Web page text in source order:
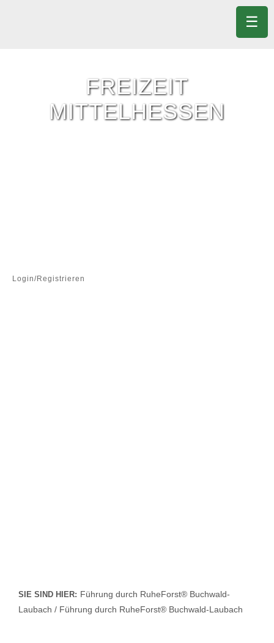
FREIZEIT
MITTELHESSEN
Login/Registrieren
SIE SIND HIER: Führung durch RuheForst® Buchwald-
Laubach / Führung durch RuheForst® Buchwald-Laubach
☰